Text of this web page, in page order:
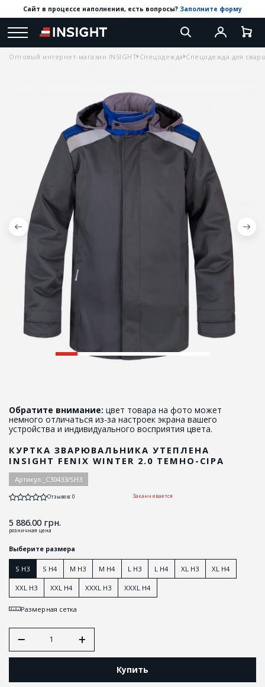
Сайт в процессе наполнения, есть вопросы? Заполните форму
Оптовый интернет-магазин INSIGHT Спецодежда Спецодежда для
Обратите внимание: цвет товара на фото может
немного отличаться из-за настроек экрана вашего
устройства и индивидуального восприятия цвета.
КУРТКА ЗВАРЮВАЛЬНИКА УТЕПЛЕНА
INSIGHT FENIX WINTER 2.0 ТЕМНО-СІРА
Артикул: _C30433/SH3
Отзывов: 0 Заканчивается
5 886.00грн.
розничная цена
Выберите размера
S H3 S H4 M H3 M H4 L H3 L H4 XL H3 XL H4
XXL H3 XXL H4 XXXL H3 XXXL H4
Размерная сетка
Купить